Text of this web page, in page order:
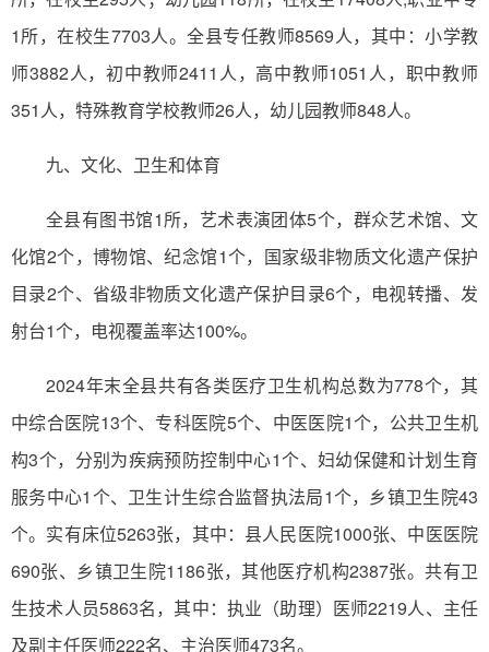
1所，在校生7703人。全县专任教师8569人，其中：小学教
师3882人，初中教师2411人，高中教师1051人，职中教师
351人，特殊教育学校教师26人，幼儿园教师848人。
九、文化、卫生和体育
全县有图书馆1所，艺术表演团体5个，群众艺术馆、文
化馆2个，博物馆、纪念馆1个，国家级非物质文化遗产保护
目录2个、省级非物质文化遗产保护目录6个，电视转播、发
射台1个，电视覆盖率达100%。
2024年末全县共有各类医疗卫生机构总数为778个，其
中综合医院13个、专科医院5个、中医医院1个，公共卫生机
构3个，分别为疾病预防控制中心1个、妇幼保健和计划生育
服务中心1个、卫生计生综合监督执法局1个，乡镇卫生院43
个。实有床位5263张，其中：县人民医院1000张、中医医院
690张、乡镇卫生院1186张，其他医疗机构2387张。共有卫
生技术人员5863名，其中：执业（助理）医师2219人、主任
及副主任医师222名、主治医师473名。